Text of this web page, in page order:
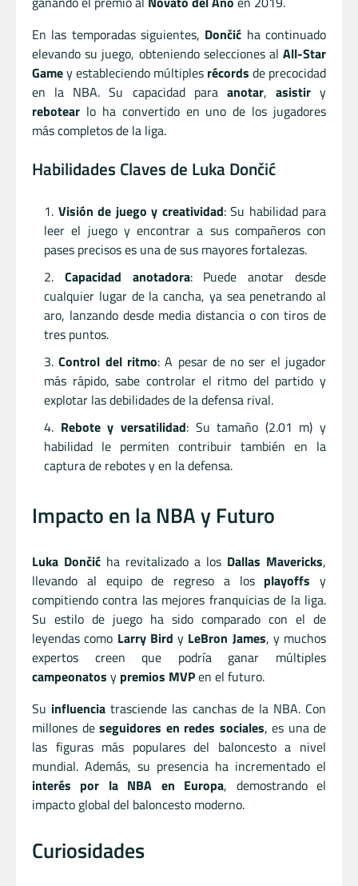
En las temporadas siguientes, Dončić ha continuado
elevando su juego, obteniendo selecciones al All-Star
Gamey estableciendo múltiples récords de precocidad
en la NBA. Su capacidad para anotar, asistiry
rebotear lo ha convertido en uno de los jugadores
más completos de la liga.
Habilidades Claves de Luka Dončić
Visión de juego y creatividad: Su habilidad para
leer el juego y encontrar a sus compañeros con
pases precisos es una de sus mayores fortalezas.
Capacidad anotadora: Puede anotar desde
cualquier lugar de la cancha, ya sea penetrando al
aro, lanzando desde media distancia o con tiros de
tres puntos.
Control del ritmo: A pesar de no ser el jugador
más rápido, sabe controlar el ritmo del partido y
explotar las debilidades de la defensa rival.
Rebote y versatilidad: Su tamaño (2.01 m) y
habilidad le permiten contribuir también en la
captura de rebotes y en la defensa.
Impacto en la NBA y Futuro
Luka Dončić ha revitalizado a los Dallas Mavericks,
llevando al equipo de regreso a los playoffs y
compitiendo contra las mejores franquicias de la liga.
Su estilo de juego ha sido comparado con el de
leyendas como Larry Bird y LeBron James, y muchos
expertos creen que podría ganar múltiples
campeonatos y premios MVPen el futuro.
Su influencia trasciende las canchas de la NBA. Con
millones de seguidores en redes sociales, es una de
las figuras más populares del baloncesto a nivel
mundial. Además, su presencia ha incrementado el
interés por la NBA en Europa, demostrando el
impacto global del baloncesto moderno.
Curiosidades